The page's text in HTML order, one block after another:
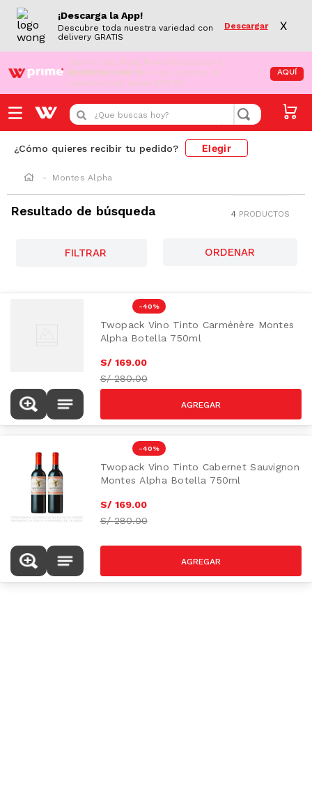
¡Descarga la App!
Descubre toda nuestra variedad con
delivery GRATIS
Descargar X
¡Aún no eres Wong Prime! Aprovecha el
DESPACHO GRATIS en tus compras de
supermercado desde S/79.90
AQUÍ
¿Que buscas hoy?
¿Cómo quieres recibir tu pedido? Elegir
Montes Alpha
Resultado de búsqueda 4 PRODUCTOS
FILTRAR
-40 %
Twopack Vino Tinto Carménère Montes
Alpha Botella 750ml
S/ 169.00
S/280.00
-40 %
Twopack Vino Tinto Cabernet Sauvignon
Montes Alpha Botella 750ml
S/ 169.00
S/280.00